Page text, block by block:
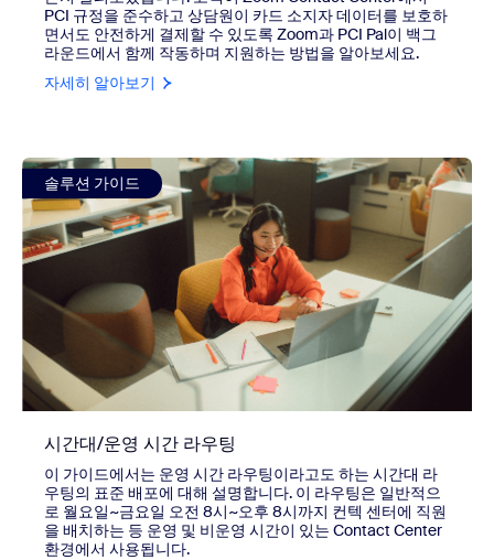
PCI 규정을 준수하고 상담원이 카드 소지자 데이터를 보호하
면서도 안전하게 결제할 수 있도록 Zoom과 PCI Pal이 백그
라운드에서 함께 작동하며 지원하는 방법을 알아보세요.
자세히 알아보기
view 시간대/운영 시간 라우팅
솔루션 가이드
시간대/운영 시간 라우팅
이 가이드에서는 운영 시간 라우팅이라고도 하는 시간대 라
우팅의 표준 배포에 대해 설명합니다. 이 라우팅은 일반적으
로 월요일~금요일 오전 8시~오후 8시까지 컨텍 센터에 직원
을 배치하는 등 운영 및 비운영 시간이 있는 Contact Center
환경에서 사용됩니다.